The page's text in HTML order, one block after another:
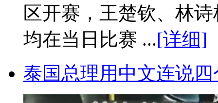
区开赛，王楚钦、林
均在当日比赛 ...[详细]
泰国总理用中文连说四